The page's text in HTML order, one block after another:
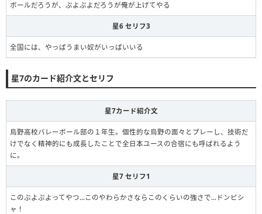
ボールだろうが、ぷよぷよだろうが俺が上げてやる
星6 セリフ3
全国には、やっぱうまい奴がいっぱいいる
星7のカード紹介文とセリフ
星7カード紹介文
烏野高校バレーボール部の１年生。個性的な烏野の面々とプレーし、技術だ
けでなく精神的にも成長したことで全日本ユースの合宿にも呼ばれるよう
に。
星7 セリフ1
このぷよぷよってやつ…このやわらかさならこのくらいの強さで…ドンピシ
ャ！